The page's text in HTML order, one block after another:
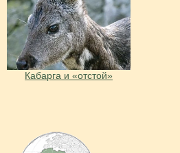
Кабарга и «отстой»